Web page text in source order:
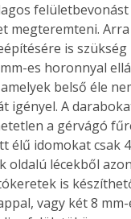
megéri!
megteremteni.
is
es horonnyal
belső éle
igényel. A
a gérvágó
élű idomokat csak
oldalú lécekből
is
vagy két 8